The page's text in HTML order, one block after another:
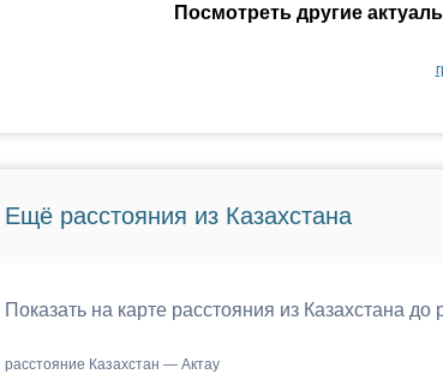
Посмотреть другие
Ещё расстояния из Казахстана
Показать на карте расстояния из Казахстана
расстояние Казахстан — Актау